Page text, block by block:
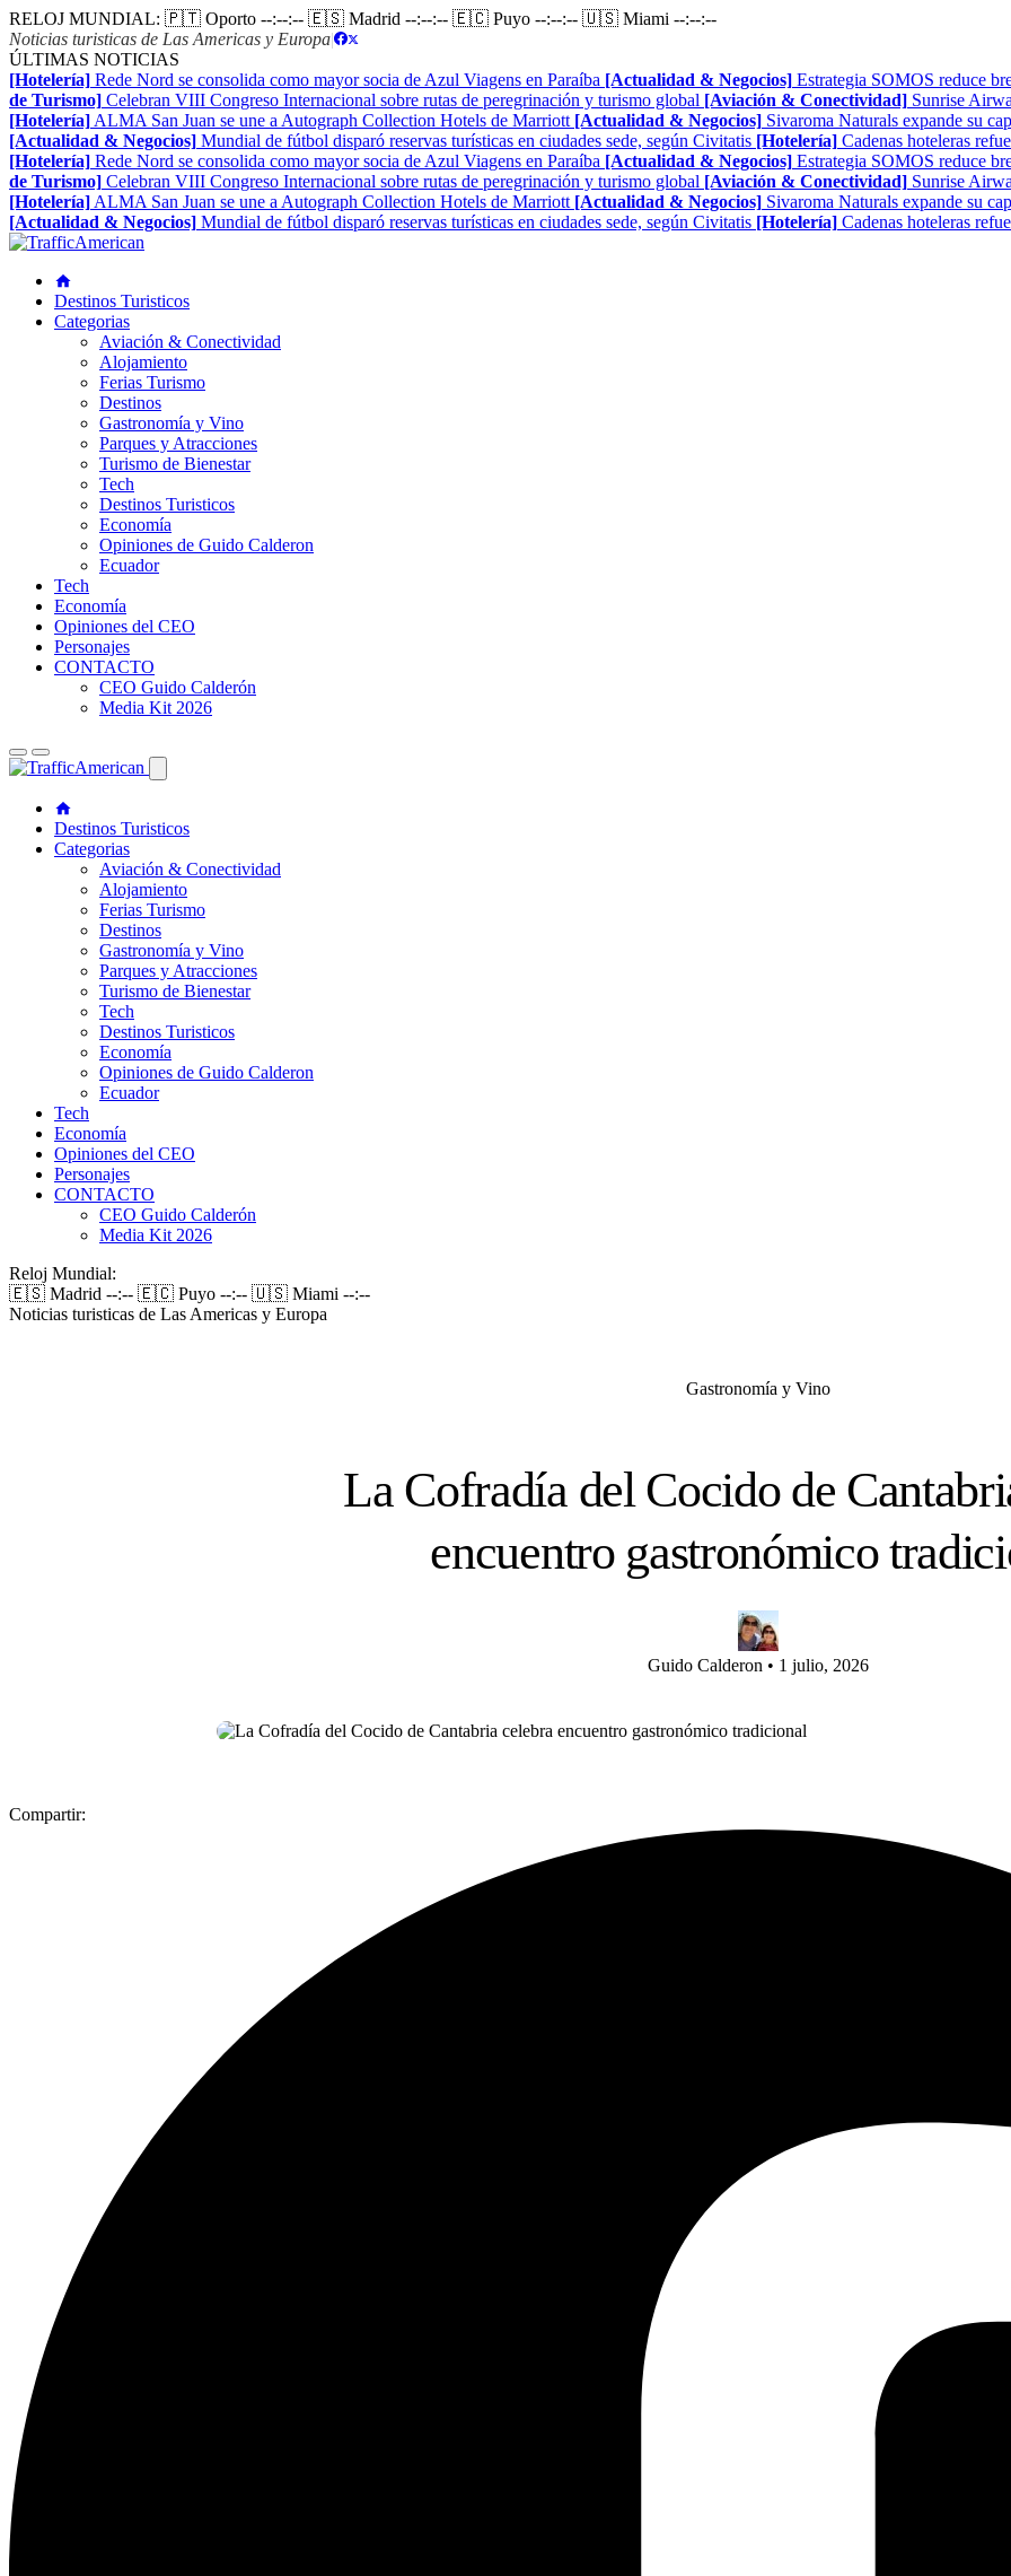
RELOJ MUNDIAL: 🇵🇹 Oporto --:--:-- 🇪🇸 Madrid --:--:-- 🇪🇨 Puyo --:--:-- 🇺🇸 Miami --:--:--
Noticias turisticas de Las Americas y Europa|
ÚLTIMAS NOTICIAS
[Hotelería] Rede Nord se consolida como mayor socia de Azul Viagens en Paraíba [Actualidad & Negocios] Estrategia SOMOS reduce
de Turismo] Celebran VIII Congreso Internacional sobre rutas de peregrinación y turismo global [Aviación & Conectividad] Sunrise
[Hotelería] ALMA San Juan se une a Autograph Collection Hotels de Marriott [Actualidad & Negocios] Sivaroma Naturals expande su
[Actualidad & Negocios] Mundial de fútbol disparó reservas turísticas en ciudades sede, según Civitatis [Hotelería] Cadenas hoteleras
[Hotelería] Rede Nord se consolida como mayor socia de Azul Viagens en Paraíba [Actualidad & Negocios] Estrategia SOMOS reduce
de Turismo] Celebran VIII Congreso Internacional sobre rutas de peregrinación y turismo global [Aviación & Conectividad] Sunrise
[Hotelería] ALMA San Juan se une a Autograph Collection Hotels de Marriott [Actualidad & Negocios] Sivaroma Naturals expande su
[Actualidad & Negocios] Mundial de fútbol disparó reservas turísticas en ciudades sede, según Civitatis [Hotelería] Cadenas hoteleras
Destinos Turisticos
Categorias
Aviación & Conectividad
Alojamiento
Ferias Turismo
Destinos
Gastronomía y Vino
Parques y Atracciones
Turismo de Bienestar
Tech
Destinos Turisticos
Economía
Opiniones de Guido Calderon
Ecuador
Tech
Economía
Opiniones del CEO
Personajes
CONTACTO
CEO Guido Calderón
Media Kit 2026
Destinos Turisticos
Categorias
Aviación & Conectividad
Alojamiento
Ferias Turismo
Destinos
Gastronomía y Vino
Parques y Atracciones
Turismo de Bienestar
Tech
Destinos Turisticos
Economía
Opiniones de Guido Calderon
Ecuador
Tech
Economía
Opiniones del CEO
Personajes
CONTACTO
CEO Guido Calderón
Media Kit 2026
Reloj Mundial:
🇪🇸 Madrid --:-- 🇪🇨 Puyo --:-- 🇺🇸 Miami --:--
Noticias turisticas de Las Americas y Europa
Gastronomía y Vino
La Cofradía del Cocido de
encuentro gastronómico
Guido Calderon • 1 julio, 2026
Compartir: